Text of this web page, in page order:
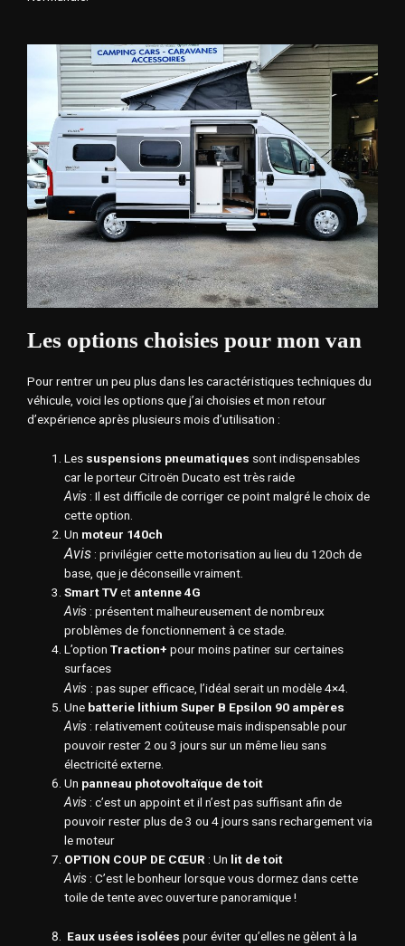
Les options choisies pour mon van
Pour rentrer un peu plus dans les caractéristiques techniques du
véhicule, voici les options que j’ai choisies et mon retour
d’expérience après plusieurs mois d’utilisation :
Les suspensions pneumatiques sont indispensables
car le porteur Citroën Ducato est très raide
Avis : Il est difficile de corriger ce point malgré le choix de
cette option.
Un moteur 140ch
Avis : privilégier cette motorisationau lieu du 120ch de
base,que je déconseille vraiment.
Smart TVet antenne 4G
Avis :présentent malheureusement de nombreux
problèmes de fonctionnement à ce stade.
L’option Traction+ pour moins patiner sur certaines
surfaces
Avis : pas super efficace, l’idéal serait un modèle 4×4.
Une batterie lithium Super B Epsilon 90 ampères
Avis : relativement coûteusemais indispensable pour
pouvoir rester 2 ou 3 jours sur un même lieu sans
électricité externe.
Un panneau photovoltaïque de toit
Avis : c’est un appoint et il n’est pas suffisant afin de
pouvoir rester plus de 3 ou 4 jours sans rechargement via
le moteur
OPTION COUP DE CŒUR : Un lit de toit
Avis : C’estle bonheur lorsque vous dormez dans cette
toile de tente avec ouverture panoramique !
Eaux usées isolées pour éviter qu’elles ne gèlent à la